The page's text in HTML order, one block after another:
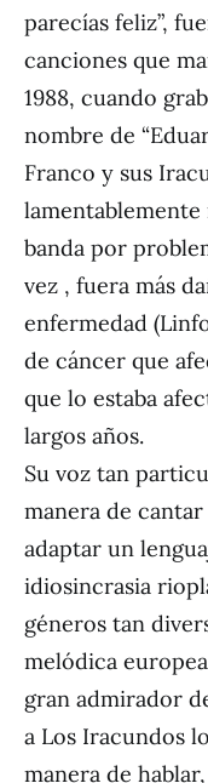
parecías feliz”,
canciones que
1988, cuando
nombre de
Franco y sus
banda por
vez , fuera más
enfermedad
de cáncer que
que lo estaba
largos años.
Su voz tan
manera de
adaptar un
idiosincrasia
géneros tan
melódica
gran admirador
a Los Iracundos
manera de